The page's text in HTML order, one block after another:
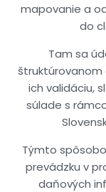
mapovanie a
do
Tam sa
štruktúrovanom
ich validáciu,
súlade s
Týmto
prevádzku v
daňových